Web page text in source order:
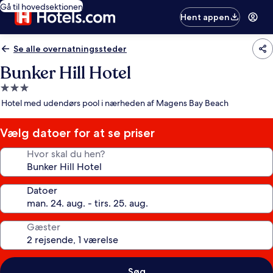
Gå til hovedsektionen
Hent appen
Se alle overnatningssteder
Bunker Hill Hotel
3.0-
stjernet
Hotel med udendørs pool i nærheden af Magens Bay Beach
Vælg datoer for at se priser
Hvor skal du hen?
Datoer
Gæster